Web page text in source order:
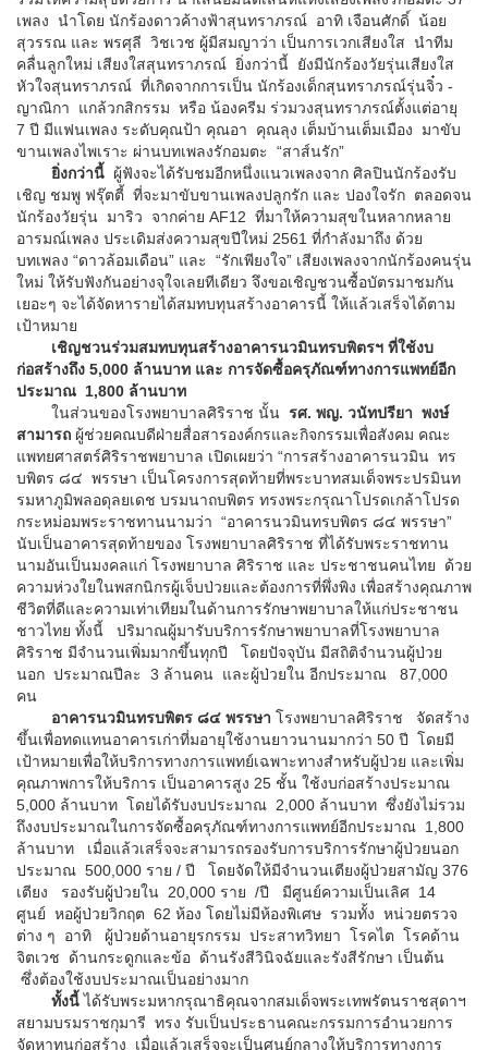
เพลง นำโดย นักร้องดาวค้างฟ้าสุนทราภรณ์ อาทิ เจือนศักดิ์ น้อย
สุวรรณ และ พรศุลี วิชเวช ผู้มีสมญาว่า เป็นการเวกเสียงใส นำทีม
คลื่นลูกใหม่ เสียงใสสุนทราภรณ์ ยิ่งกว่านี้ ยังมีนักร้องวัยรุ่นเสียงใส
หัวใจสุนทราภรณ์ ที่เกิดจากการเป็น นักร้องเด็กสุนทราภรณ์รุ่นจิ๋ว -
ญาณิกา แกล้วกสิกรรม หรือ น้องครีม ร่วมวงสุนทราภรณ์ตั้งแต่อายุ
7 ปี มีแฟนเพลง ระดับคุณป้า คุณอา คุณลุง เต็มบ้านเต็มเมือง มาขับ
ขานเพลงไพเราะ ผ่านบทเพลงรักอมตะ “สาส์นรัก”
ยิ่งกว่านี้ ผู้ฟังจะได้รับชมอีกหนึ่งแนวเพลงจาก ศิลปินนักร้องรับ
เชิญ ชมพู ฟรุ๊ตตี้ ที่จะมาขับขานเพลงปลูกรัก และ ปองใจรัก ตลอดจน
นักร้องวัยรุ่น มาริว จากค่าย AF12 ที่มาให้ความสุขในหลากหลาย
อารมณ์เพลง ประเดิมส่งความสุขปีใหม่ 2561 ที่กำลังมาถึง ด้วย
บทเพลง “ดาวล้อมเดือน” และ “รักเพียงใจ” เสียงเพลงจากนักร้องคนรุ่น
ใหม่ ให้รับฟังกันอย่างจุใจเลยทีเดียว จึงขอเชิญชวนซื้อบัตรมาชมกัน
เยอะๆ จะได้จัดหารายได้สมทบทุนสร้างอาคารนี้ ให้แล้วเสร็จได้ตาม
เป้าหมาย
เชิญชวนร่วมสมทบทุนสร้างอาคารนวมินทรบพิตรฯ ที่ใช้งบ
ก่อสร้างถึง 5,000 ล้านบาท และ การจัดซื้อครุภัณฑ์ทางการแพทย์อีก
ประมาณ 1,800 ล้านบาท
ในส่วนของโรงพยาบาลศิริราช นั้น รศ. พญ. วนัทปรียา พงษ์
สามารถ ผู้ช่วยคณบดีฝ่ายสื่อสารองค์กรและกิจกรรมเพื่อสังคม คณะ
แพทยศาสตร์ศิริราชพยาบาล เปิดเผยว่า “การสร้างอาคารนวมิน ทร
บพิตร ๘๔ พรรษา เป็นโครงการสุดท้ายที่พระบาทสมเด็จพระปรมินท
รมหาภูมิพลอดุลยเดช บรมนาถบพิตร ทรงพระกรุณาโปรดเกล้าโปรด
กระหม่อมพระราชทานนามว่า “อาคารนวมินทรบพิตร ๘๔ พรรษา”
นับเป็นอาคารสุดท้ายของ โรงพยาบาลศิริราช ที่ได้รับพระราชทาน
นามอันเป็นมงคลแก่ โรงพยาบาล ศิริราช และ ประชาชนคนไทย ด้วย
ความห่วงใยในพสกนิกรผู้เจ็บป่วยและต้องการที่พึ่งพิง เพื่อสร้างคุณภาพ
ชีวิตที่ดีและความเท่าเทียมในด้านการรักษาพยาบาลให้แก่ประชาชน
ชาวไทย ทั้งนี้ ปริมาณผู้มารับบริการรักษาพยาบาลที่โรงพยาบาล
ศิริราช มีจำนวนเพิ่มมากขึ้นทุกปี โดยปัจจุบัน มีสถิติจำนวนผู้ป่วย
นอก ประมาณปีละ 3 ล้านคน และผู้ป่วยใน อีกประมาณ 87,000
คน
อาคารนวมินทรบพิตร ๘๔ พรรษา โรงพยาบาลศิริราช จัดสร้าง
ขึ้นเพื่อทดแทนอาคารเก่าที่มอายุใช้งานยาวนานมากว่า 50 ปี โดยมี
เป้าหมายเพื่อให้บริการทางการแพทย์เฉพาะทางสำหรับผู้ป่วย และเพิ่ม
คุณภาพการให้บริการ เป็นอาคารสูง 25 ชั้น ใช้งบก่อสร้างประมาณ
5,000 ล้านบาท โดยได้รับงบประมาณ 2,000 ล้านบาท ซึ่งยังไม่รวม
ถึงงบประมาณในการจัดซื้อครุภัณฑ์ทางการแพทย์อีกประมาณ 1,800
ล้านบาท เมื่อแล้วเสร็จจะสามารถรองรับการบริการรักษาผู้ป่วยนอก
ประมาณ 500,000 ราย / ปี โดยจัดให้มีจำนวนเตียงผู้ป่วยสามัญ 376
เตียง รองรับผู้ป่วยใน 20,000 ราย /ปี มีศูนย์ความเป็นเลิศ 14
ศูนย์ หอผู้ป่วยวิกฤต 62 ห้อง โดยไม่มีห้องพิเศษ รวมทั้ง หน่วยตรวจ
ต่าง ๆ อาทิ ผู้ป่วยด้านอายุรกรรม ประสาทวิทยา โรคไต โรคด้าน
จิตเวช ด้านกระดูกและข้อ ด้านรังสีวินิจฉัยและรังสีรักษา เป็นต้น
ซึ่งต้องใช้งบประมาณเป็นอย่างมาก
ทั้งนี้ได้รับพระมหากรุณาธิคุณจากสมเด็จพระเทพรัตนราชสุดาฯ
สยามบรมราชกุมารี ทรง รับเป็นประธานคณะกรรมการอำนวยการ
จัดหาทุนก่อสร้าง เมื่อแล้วเสร็จจะเป็นศูนย์กลางให้บริการทางการ